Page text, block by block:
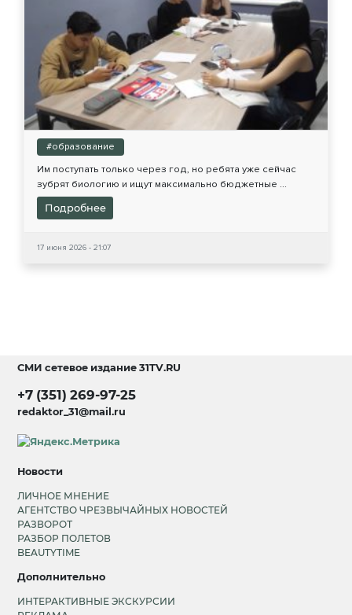
#образование
Им поступать только через год, но ребята уже сейчас
зубрят биологию и ищут максимально бюджетные ...
Подробнее
17 июня 2026 - 21:07
СМИ сетевое издание31TV.RU
+7 (351) 269-97-25
redaktor_31@mail.ru
Новости
ЛИЧНОЕ МНЕНИЕ
АГЕНТСТВО ЧРЕЗВЫЧАЙНЫХ НОВОСТЕЙ
РАЗВОРОТ
РАЗБОР ПОЛЕТОВ
BEAUTYTIME
Дополнительно
ИНТЕРАКТИВНЫЕ ЭКСКУРСИИ